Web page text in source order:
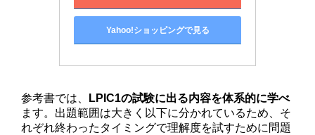
Yahoo!ショッピングで見る
参考書では、
LPIC1の試験に出る内容を体系的に学べ
ます。出題範囲は大きく以下に分かれているため、そ
れぞれ終わったタイミングで理解度を試すために問題